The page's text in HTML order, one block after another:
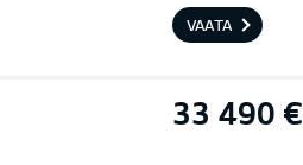
VAATA
33 490 €